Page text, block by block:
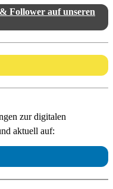
Follower auf unseren
zur digitalen
aktuell auf: